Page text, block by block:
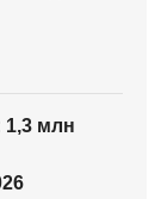
1,3 млн